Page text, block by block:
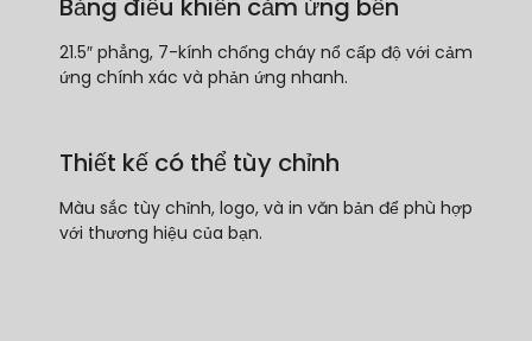
21.5″ phẳng, 7-kính chống cháy nổ cấp độ với cảm
ứng chính xác và phản ứng nhanh.
Thiết kế có thể tùy chỉnh
Màu sắc tùy chỉnh, logo, và in văn bản để phù hợp
với thương hiệu của bạn.